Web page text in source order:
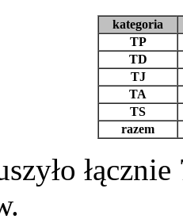
kategoria
TP
TD
TJ
TA
TS
razem